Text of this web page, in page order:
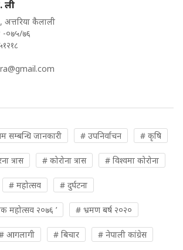
ली
अत्तरिया कैलाली
-०७५/७६
सम्बन्धि जानकारी # उपनिर्वाचन # कृषि
त्रास # कोरोना त्रास # विश्वमा कोरोना
# महोत्सव # दुर्घटना
महोत्सव २०७६ ’ # भ्रमण बर्ष २०२०
आगलागी # बिचार # नेपाली कांग्रेस